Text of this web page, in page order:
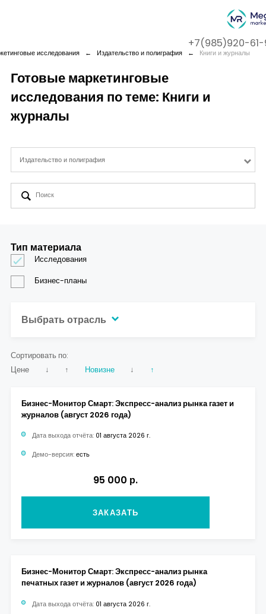
Company
Cases
Contact us
+7(985)920-
исследования ← Издательство и полиграфия ← Книги и журналы
Готовые маркетинговые
исследования по теме: Книги и
журналы
Издательство и полиграфия
Сортировать по:
Цене
↓ ↑ Новизне ↓ ↑
Бизнес-Монитор Смарт: Экспресс-анализ рынка газет и
журналов (август 2026 года)
Дата выхода отчёта: 01 августа 2026 г.
Демо-версия: есть
95 000 р.
ЗАКАЗАТЬ
Бизнес-Монитор Смарт: Экспресс-анализ рынка
печатных газет и журналов (август 2026 года)
Дата выхода отчёта: 01 августа 2026 г.
Тип материала
Исследования
Бизнес-планы
Выбрать отрасль